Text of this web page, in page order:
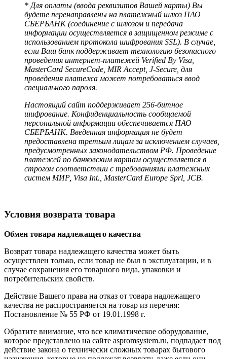
* Для оплаты (ввода реквизитов Вашей карты) Вы
будете перенаправлены на платежный шлюз ПАО
СБЕРБАНК (соединение с шлюзом и передача
информации осуществляется в защищенном режиме с
использованием протокола шифрования SSL). В случае,
если Ваш банк поддерживает технологию безопасного
проведения интернет-платежей Verified By Visa,
MasterCard SecureCode, MIR Accept, J-Secure, для
проведения платежа может потребоваться ввод
специального пароля.
Настоящий сайт поддерживает 256-битное
шифрование. Конфиденциальность сообщаемой
персональной информации обеспечивается ПАО
СБЕРБАНК. Введенная информация не будет
предоставлена третьим лицам за исключением случаев,
предусмотренных законодательством РФ. Проведение
платежей по банковским картам осуществляется в
строгом соответствии с требованиями платежных
систем МИР, Visa Int., MasterCard Europe Sprl, JCB.
Условия возврата товара
Обмен товара надлежащего качества
Возврат товара надлежащего качества может быть
осуществлен только, если товар не был в эксплуатации, и в
случае сохранения его товарного вида, упаковки и
потребительских свойств.
Действие Вашего права на отказ от товара надлежащего
качества не распространяется на товар из перечня:
Постановление № 55 РФ от 19.01.1998 г.
Обратите внимание, что все климатическое оборудование,
которое представлено на сайте aspromsystem.ru, подпадает под
действие закона о технически сложных товарах бытового